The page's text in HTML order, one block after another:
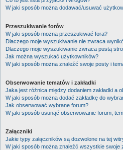
W jaki sposób można dodawać/usuwać
Przeszukiwanie forów
W jaki sposób można przeszukiwać fora?
Dlaczego moje wyszukiwanie nie zwraca
Dlaczego moje wyszukiwanie zwraca pustą
Jak można wyszukać użytkowników?
W jaki sposób można znaleźć swoje posty i
Obserwowanie tematów i zakładki
Jaka jest różnica między dodaniem zakładki a
W jaki sposób można dodać zakładkę do
Jak obserwować wybrane forum?
W jaki sposób usunąć obserwowanie forum,
Załączniki
Jakie typy załączników są dozwolone na tej
W jaki sposób można znaleźć wszystkie swoje